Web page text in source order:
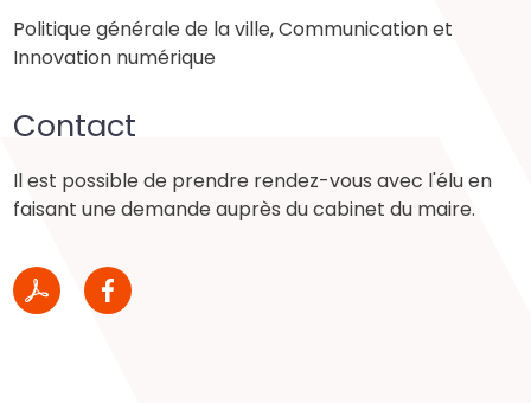
Politique générale de la ville, Communication et
Innovation numérique
Contact
Il est possible de prendre rendez-vous avec l'élu en
faisant une demande auprès du cabinet du maire.